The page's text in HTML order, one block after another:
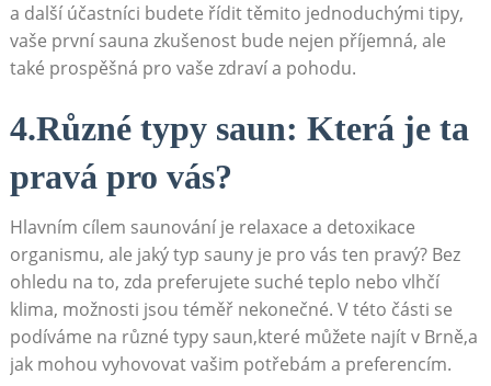
a další účastníci budete řídit těmito jednoduchými tipy,
vaše první sauna zkušenost bude nejen příjemná, ale
také prospěšná pro vaše zdraví a pohodu.
4.Různé typy saun: Která je ta
pravá pro vás?
Hlavním cílem saunování je relaxace a detoxikace
organismu, ale jaký typ sauny je pro vás ten pravý? Bez
ohledu na to, zda preferujete suché teplo nebo vlhčí
klima, možnosti jsou téměř nekonečné. V této části se
podíváme na různé typy saun,které můžete najít v Brně,a
jak mohou vyhovovat vašim potřebám a preferencím.